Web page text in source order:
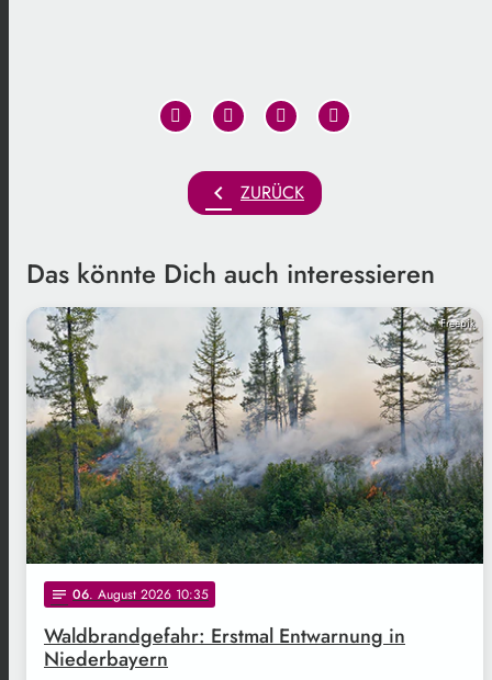
chevron_left ZURÜCK
Das könnte Dich auch interessieren
Freepik
notes 06. August 2026 10:35
Waldbrandgefahr: Erstmal Entwarnung in
Niederbayern